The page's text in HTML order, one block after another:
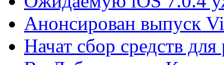
Анонсирован выпуск
Начат сбор средств